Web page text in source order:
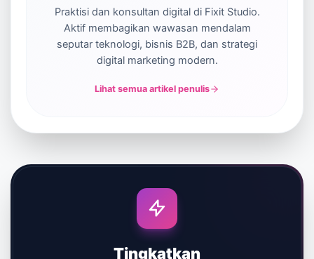
Praktisi dan konsultan digital di Fixit Studio.
Aktif membagikan wawasan mendalam
seputar teknologi, bisnis B2B, dan strategi
digital marketing modern.
Lihat semua artikel penulis
Tingkatkan